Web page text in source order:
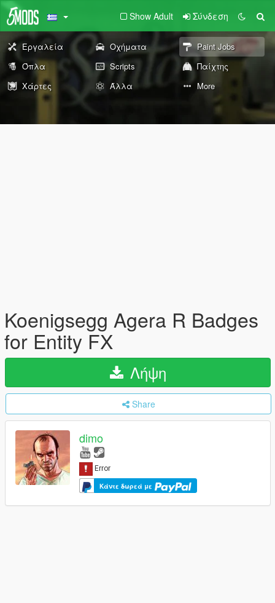
Show Adult Σύνδεση
Εργαλεία Οχήματα
Paint Jobs
Όπλα
Scripts
Παίχτης
Χάρτες
Άλλα More
Koenigsegg Agera R Badges
for Entity FX
Λήψη
Share
dimo
Κάντε δωρεά με